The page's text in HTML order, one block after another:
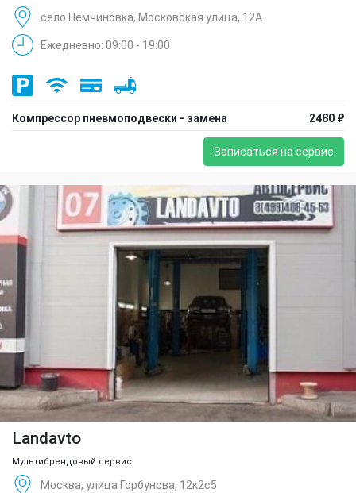
село Немчиновка, Московская улица, 12А
Ежедневно: 09:00 - 19:00
Компрессор пневмоподвески - замена 2480 ₽
Записаться на сервис
Landavto
Мультибрендовый сервис
Москва, улица Горбунова, 12к2с5